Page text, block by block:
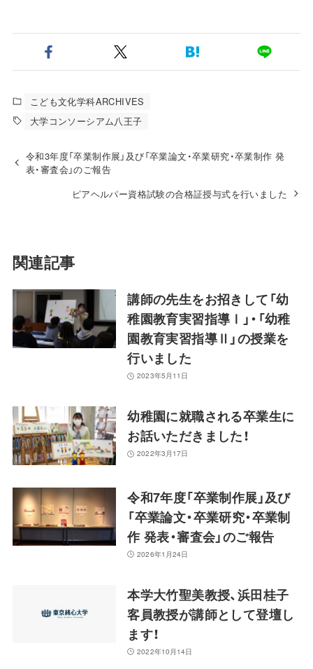
こども文化学科ARCHIVES
大学コンソーシアム八王子
令和3年度「卒業制作展」及び「卒業論文・卒業研究・卒業制作 発
表・審査会」のご報告
ピアヘルパー資格試験の合格証授与式を行いました
関連記事
講師の先生をお招きして「幼
稚園教育実習指導Ⅰ」・「幼稚
園教育実習指導Ⅱ」の授業を
行いました
2023年5月11日
幼稚園に就職される卒業生に
お話いただきました！
2022年3月17日
令和7年度「卒業制作展」及び
「卒業論文・卒業研究・卒業制
作 発表・審査会」のご報告
2026年1月24日
本学大竹聖美教授、浜田桂子
客員教授が講師として登壇し
ます！
2022年10月14日